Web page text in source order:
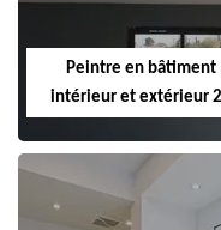
Peintre en bâtiment
intérieur et extérieur